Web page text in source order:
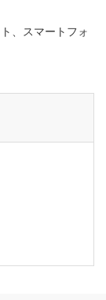
、スマートフォ